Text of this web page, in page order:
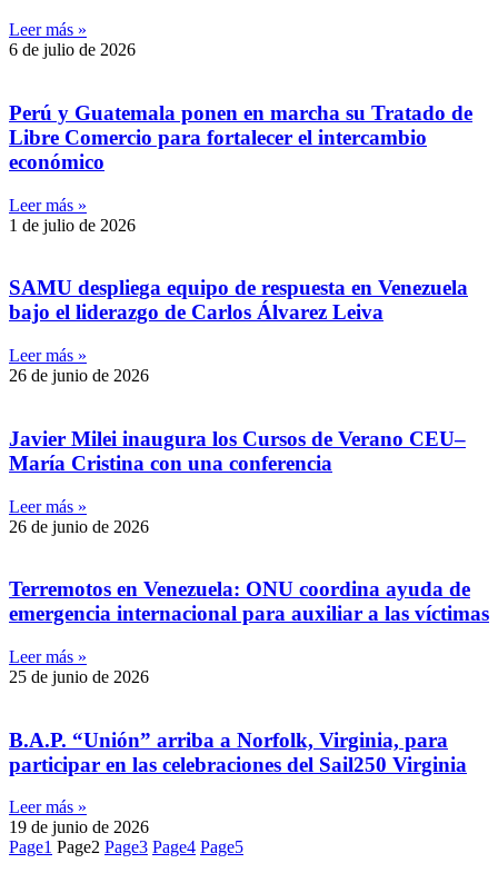
Leer más »
6 de julio de 2026
Perú y Guatemala ponen en marcha su Tratado de
Libre Comercio para fortalecer el intercambio
económico
Leer más »
1 de julio de 2026
SAMU despliega equipo de respuesta en Venezuela
bajo el liderazgo de Carlos Álvarez Leiva
Leer más »
26 de junio de 2026
Javier Milei inaugura los Cursos de Verano CEU–
María Cristina con una conferencia
Leer más »
26 de junio de 2026
Terremotos en Venezuela: ONU coordina ayuda de
emergencia internacional para auxiliar a las víctimas
Leer más »
25 de junio de 2026
B.A.P. “Unión” arriba a Norfolk, Virginia, para
participar en las celebraciones del Sail250 Virginia
Leer más »
19 de junio de 2026
Page1 Page2 Page3 Page4 Page5